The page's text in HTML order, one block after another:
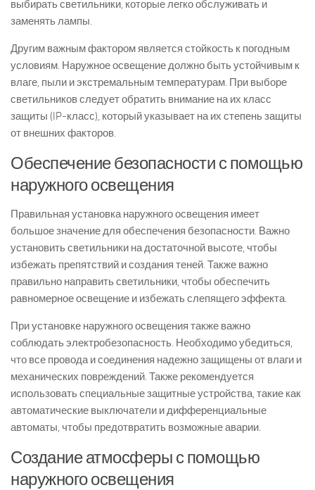
выбирать светильники, которые легко обслуживать и
заменять лампы.
Другим важным фактором является стойкость к погодным
условиям. Наружное освещение должно быть устойчивым к
влаге, пыли и экстремальным температурам. При выборе
светильников следует обратить внимание на их класс
защиты (IP-класс), который указывает на их степень защиты
от внешних факторов.
Обеспечение безопасности с помощью
наружного освещения
Правильная установка наружного освещения имеет
большое значение для обеспечения безопасности. Важно
установить светильники на достаточной высоте, чтобы
избежать препятствий и создания теней. Также важно
правильно направить светильники, чтобы обеспечить
равномерное освещение и избежать слепящего эффекта.
При установке наружного освещения также важно
соблюдать электробезопасность. Необходимо убедиться,
что все провода и соединения надежно защищены от влаги и
механических повреждений. Также рекомендуется
использовать специальные защитные устройства, такие как
автоматические выключатели и дифференциальные
автоматы, чтобы предотвратить возможные аварии.
Создание атмосферы с помощью
наружного освещения